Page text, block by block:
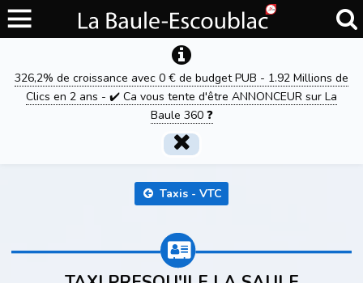
326,2% de croissance avec 0 € de budget PUB - 1.92 Millions de
Clics en 2 ans - ✔️ Ca vous tente d'être ANNONCEUR sur La
Baule 360 ❓
Taxis - VTC